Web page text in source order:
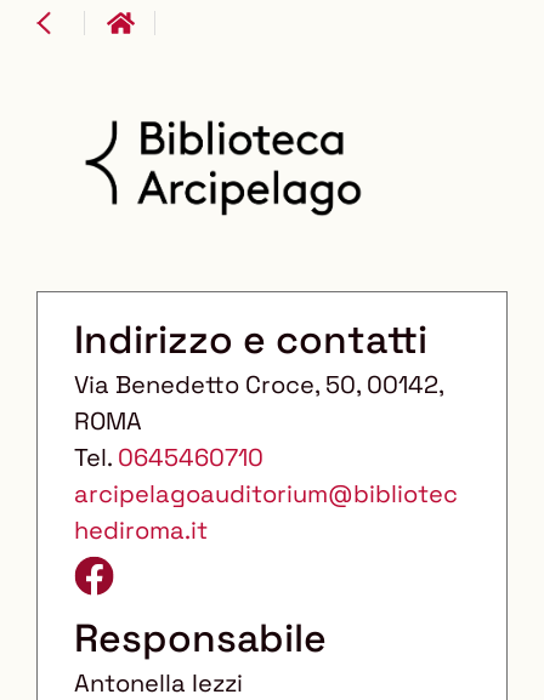
Indirizzo e contatti
Via Benedetto Croce, 50, 00142,
ROMA
Tel. 0645460710
arcipelagoauditorium@bibliotec
hediroma.it
Responsabile
Antonella Iezzi